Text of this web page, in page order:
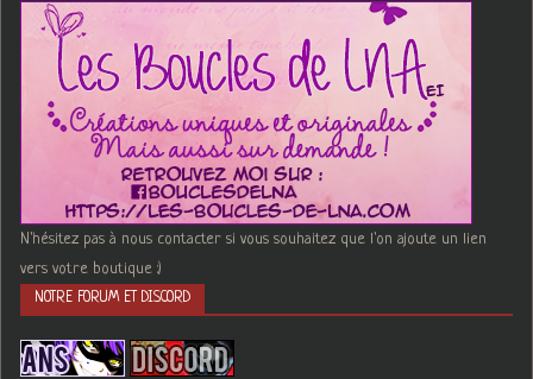
N'hésitez pas à nous contacter si vous souhaitez que l'on ajoute un lien
vers votre boutique :)
NOTRE FORUM ET DISCORD